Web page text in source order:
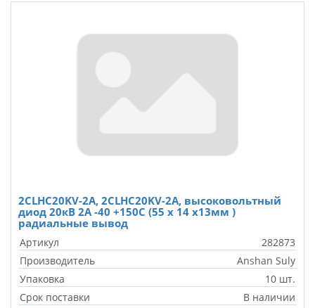
2CLHC20KV-2A, 2CLHC20KV-2A, высоковольтный
диод 20кВ 2А -40 +150C (55 x 14 x13мм )
радиальные вывод
Артикул
282873
Производитель
Anshan Suly
Упаковка
10 шт.
Срок поставки
В наличии